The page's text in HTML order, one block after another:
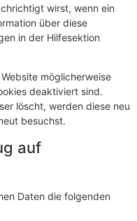
wirst, wenn ein
über diese
in der Hilfesektion
möglicherweise
deaktiviert sind.
löscht, werden diese neu
besuchst.
auf
Daten die folgenden